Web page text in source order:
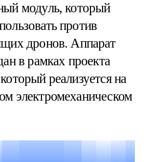
модуль, который
против
дронов. Аппарат
в рамках проекта
реализуется на
электромеханическом